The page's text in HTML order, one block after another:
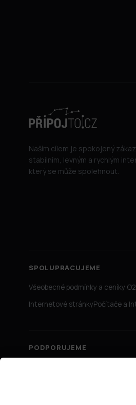
Naším cílem je spokojený
stabilním, levným a rychlým
který se může spolehnout.
SPOLUPRACUJEME
Všeobecné podmínky a ceníky O2
Internetové stránkyPočítače a
PODPORUJEME
© 2026 PřipojTo.cz — KUBE Units